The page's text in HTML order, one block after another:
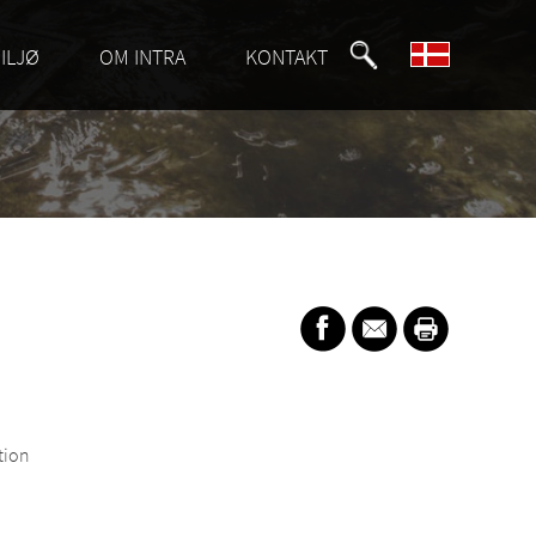
OM INTRA KONTAKT